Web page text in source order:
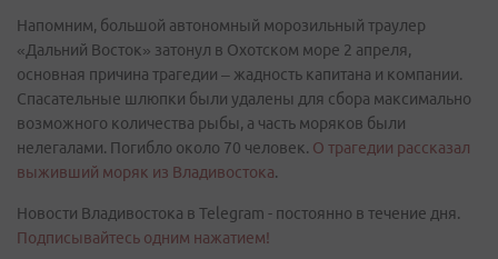
Напомним, большой автономный морозильный траулер
«Дальний Восток» затонул в Охотском море 2 апреля,
основная причина трагедии – жадность капитана и компании.
Спасательные шлюпки были удалены для сбора максимально
возможного количества рыбы, а часть моряков были
нелегалами. Погибло около 70 человек. О трагедии рассказал
выживший моряк из Владивостока.
Новости Владивостока в Telegram - постоянно в течение дня.
Подписывайтесь одним нажатием!